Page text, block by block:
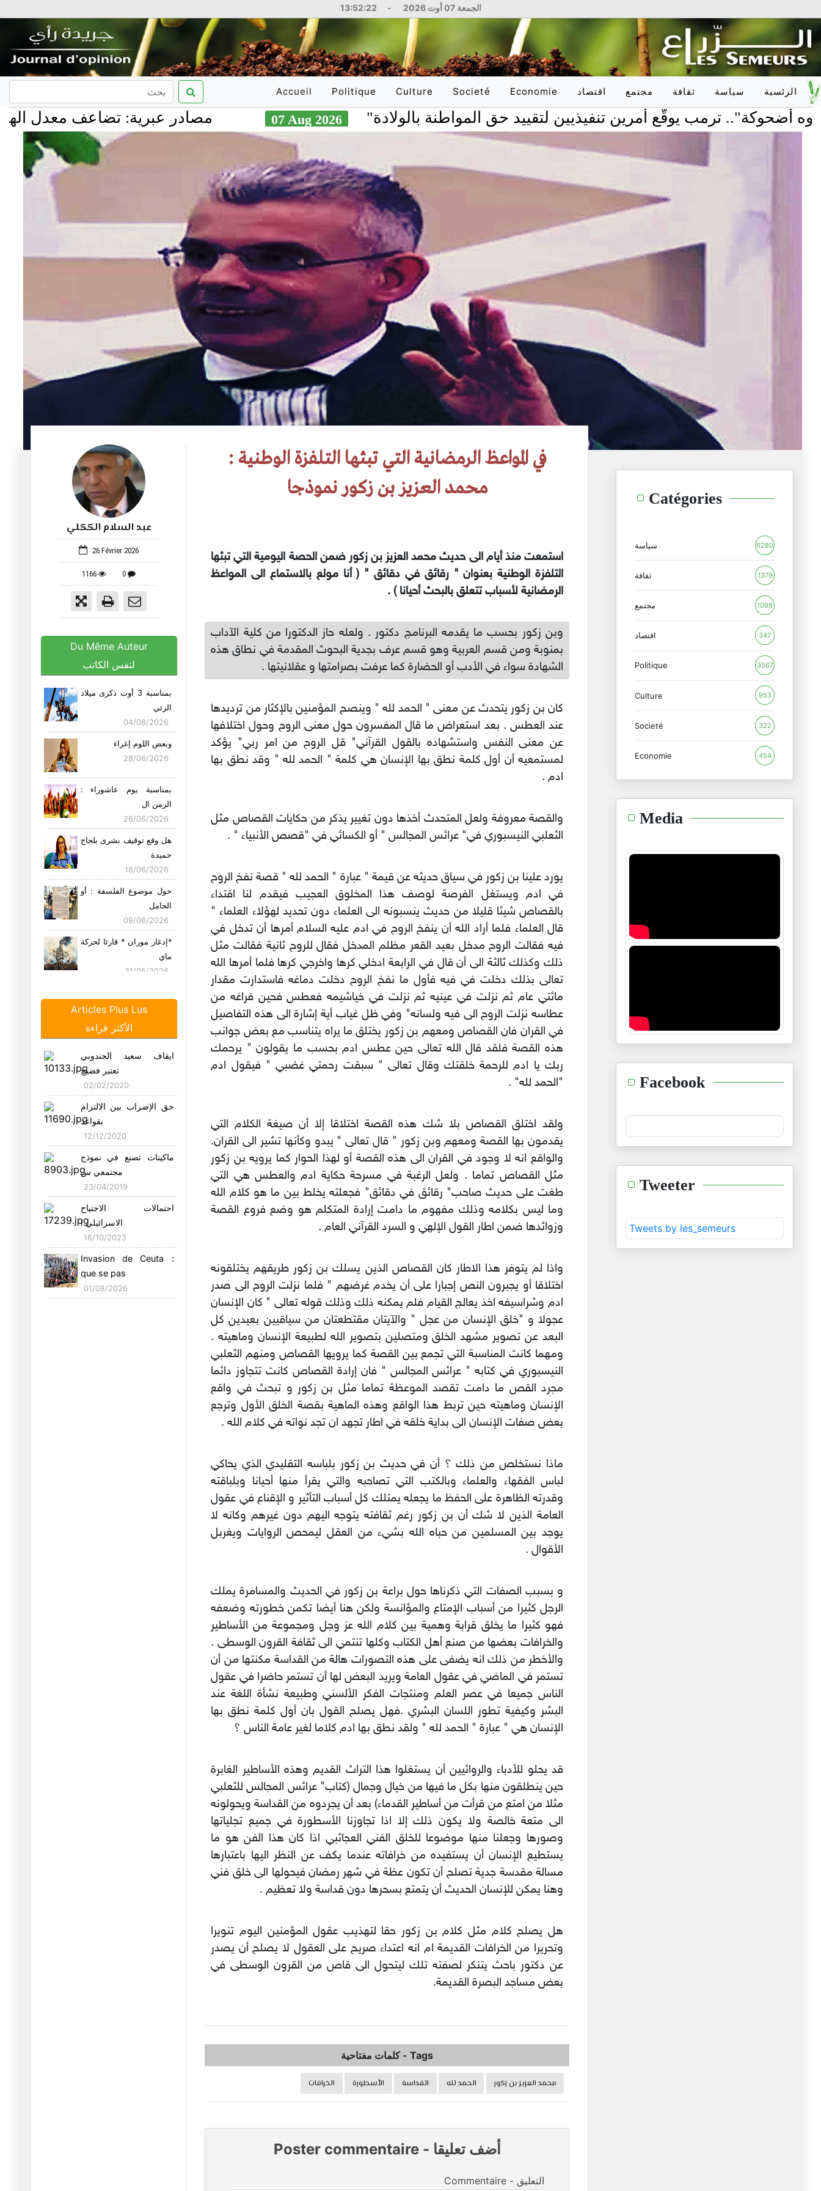
الجمعة 07 أوت 2026 -
13:52:23
Accueil
(current)
Politique
National
Culture
Littérature
Arts
Réflexions
Médias
Societé
Education
Sciences
Economie
National
International
اقتصاد
وطـنـي
مجتمع
تربية
علوم
ثقافة
أدب
سياسة
وطـنـي
الرئسية
مصادر عبرية: تضاعف معدل الهجرة من 07 Aug 2026 ترمب يوقّع أمرين تنفيذيين لتقييد حق المواطنة بالولادة
عبد السلام الككلي
26 Février 2026
1166 0
Du Même Auteur
لنفس الكاتب
بمناسبة 3 أوت ذكرى ميلاد
الرئي
04/08/2026
وبعض اللوم إغراء
28/06/2026
بمناسبة يوم عاشوراء :
الزمن ال
26/06/2026
هل وقع توقيف بشرى بلحاج
حميدة
18/06/2026
حول موضوع الفلسفة : أو
الحامل
09/06/2026
*إدغار موران * قارئا لحركة
ماي
31/05/2026
23/05/2026
22/05/2026
مشاهد من زمن الغلبة "
الأفيون
في التقعّر والمتقعّرين
22/04/2026
قصة النبي لوط : الأستاذة
الصادق قحبيش و اللغة
حتى لا ننسى : الفصل
Articles Plus Lus
الأكثر قراءة
ايقاف سعيد الجندوبي
تعتبر فضيح
02/02/2020
حق الإضراب بين الالتزام
بقواعد
12/12/2020
ماكينات تصنع في نموذج
مجتمعي س
23/04/2019
احتمالات الاجتياح
الاسرائيلي ا
16/10/2023
Invasion de Ceuta :
que se pas
01/08/2026
في المواعظ الرمضانية التي تبثها التلفزة الوطنية :
محمد العزيز بن زكور نموذجا
استمعت منذ أيام الى حديث محمد العزيز بن زكور ضمن الحصة اليومية التي تبثها
التلفزة الوطنية بعنوان " رقائق في دقائق " ( أنا مولع بالاستماع الى المواعظ
الرمضانية لأسباب تتعلق بالبحث أحيانا ) .
وبن زكور بحسب ما يقدمه البرنامج دكتور . ولعله حاز الدكتورا من كلية الآداب
بمنوبة ومن قسم العربية وهو قسم عرف بجدية البحوث المقدمة في نطاق هذه
الشهادة سواء في الأدب أو الحضارة كما عرفت بصرامتها و عقلانيتها .
كان بن زكور يتحدث عن معنى " الحمد لله " وينصح المؤمنين بالإكثار من ترديدها
عند العطس . بعد استعراض ما قال المفسرون حول معنى الروح وحول اختلافها
عن معنى النفس واستشهاده بالقول القرآني" قل الروح من امر ربي" يؤكد
لمستمعيه أن أول كلمة نطق بها الإنسان هي كلمة " الحمد لله " وقد نطق بها
ادم .
والقصة معروفة ولعل المتحدث أخذها دون تغيير يذكر من حكايات القصاص مثل
الثعلبي النيسبوري في" عرائس المجالس " أو الكسائي في "قصص الأنبياء " .
يورد علينا بن زكور في سياق حديثه عن قيمة " عبارة " الحمد لله " قصة نفخ الروح
في ادم ويستغل الفرصة لوصف هذا المخلوق العجيب فيقدم لنا اقتداء
بالقصاص شيئا قليلا من حديث ينسبونه الى العلماء دون تحديد لهؤلاء العلماء "
قال العلماء فلما أراد الله أن ينفخ الروح في ادم عليه السلام أمرها أن تدخل في
فيه فقالت الروح مدخل بعيد القعر مظلم المدخل فقال للروح ثانية فقالت مثل
ذلك وكذلك ثالثة الى أن قال في الرابعة ادخلي كرها واخرجي كرها فلما أمرها الله
تعالى بذلك دخلت في فيه فأول ما نفخ الروح دخلت دماغه فاستدارت مقدار
مائتي عام ثم نزلت في عينيه ثم نزلت في خياشيمه فعطس فحين فراغه من
عطاسه نزلت الروح الى فيه ولسانه" وفي ظل غياب أية إشارة الى هذه التفاصيل
في القران فان القصاص ومعهم بن زكور يختلق ما يراه يتناسب مع بعض جوانب
هذه القصة فلقد قال الله تعالى حين عطس ادم بحسب ما يقولون " يرحمك
ربك يا ادم للرحمة خلقتك وقال تعالى " سبقت رحمتي غضبي " فيقول ادم
"الحمد لله" .
ولقد اختلق القصاص بلا شك هذه القصة اختلاقا إلا أن صيغة الكلام التي
يقدمون بها القصة ومعهم وبن زكور " قال تعالى " يبدو وكأنها تشير الى القران.
والواقع انه لا وجود في القران الى هذه القصة أو لهذا الحوار كما يرويه بن زكور
مثل القصاص تماما . ولعل الرغبة في مسرحة حكاية ادم والعطس هي التي
طغت على حديث صاحب" رقائق في دقائق" فجعلته يخلط بين ما هو كلام الله
وما ليس بكلامه وذلك مفهوم ما دامت إرادة المتكلم هو وضع فروع القصة
وزوائدها ضمن اطار القول الإلهي و السرد القرآني العام .
واذا لم يتوفر هذا الاطار كان القصاص الذين يسلك بن زكور طريقهم يختلقونه
اختلاقا أو يجبرون النص إجبارا على أن يخدم غرضهم " فلما نزلت الروح الى صدر
ادم وشراسيفه اخذ يعالج القيام فلم يمكنه ذلك وذلك قوله تعالى " كان الإنسان
عجولا و "خلق الإنسان من عجل " والآيتان مقتطعتان من سياقيين بعيدين كل
البعد عن تصوير مشهد الخلق ومتصلين بتصوير الله لطبيعة الإنسان وماهيته .
ومهما كانت المناسبة التي تجمع بين القصة كما يرويها القصاص ومنهم الثعلبي
النيسبوري في كتابه " عرائس المجالس " فان إرادة القصاص كانت تتجاوز دائما
مجرد القص ما دامت تقصد الموعظة تماما مثل بن زكور و تبحث في واقع
الإنسان وماهيته حين تربط هذا الواقع وهذه الماهية بقصة الخلق الأول وترجع
بعض صفات الإنسان الى بداية خلقه في اطار تجهد ان تجد نواته في كلام الله .
ماذا نستخلص من ذلك ؟ أن في حديث بن زكور بلباسه التقليدي الذي يحاكي
لباس الفقهاء والعلماء وبالكتب التي تصاحبه والتي يقرأ منها أحيانا وبلباقته
وقدرته الظاهرة على الحفظ ما يجعله يمتلك كل أسباب التأثير و الإقناع في عقول
العامة الذين لا شك أن بن زكور رغم ثقافته يتوجه اليهم دون غيرهم وكانه لا
يوجد بين المسلمين من حباه الله بشيء من العقل ليمحص الروايات ويغربل
الأقوال .
و بسبب الصفات التي ذكرناها حول براعة بن زكور في الحديث والمسامرة يملك
الرجل كثيرا من أسباب الإمتاع والمؤانسة ولكن هنا أيضا تكمن خطورته وضعفه
فهو كثيرا ما يخلق قرابة وهمية بين كلام الله عز وجل ومجموعة من الأساطير
والخرافات بعضها من صنع أهل الكتاب وكلها تنتمي الى ثقافة القرون الوسطى .
والأخطر من ذلك انه يضفى على هذه التصورات هالة من القداسة مكنتها من أن
تستمر في الماضي في عقول العامة ويريد البعض لها أن تستمر حاضرا في عقول
الناس جميعا في عصر العلم ومنتجات الفكر الألسني وطبيعة نشأة اللغة عند
البشر وكيفية تطور اللسان البشري .فهل يصلح القول بان أول كلمة نطق بها
الإنسان هي " عبارة " الحمد لله " ولقد نطق بها ادم كلاما لغير عامة الناس ؟
قد يحلو للأدباء والروائيين أن يستغلوا هذا التراث القديم وهذه الأساطير الغابرة
حين ينطلقون منها بكل ما فيها من خيال وجمال (كتاب" عرائس المجالس للثعلبي
مثلا من امتع من قرأت من أساطير القدماء) بعد أن يجردوه من القداسة ويحولونه
الى متعة خالصة ولا يكون ذلك إلا اذا تجاوزنا الأسطورة في جميع تجلياتها
وصورها وجعلنا منها موضوعا للخلق الفني العجائبي اذا كان هذا الفن هو ما
يستطيع الإنسان أن يستفيده من خرافاته عندما يكف عن النظر اليها باعتبارها
مسالة مقدسة جدية تصلح أن تكون عظة في شهر رمضان فيحولها الى خلق فني
وهنا يمكن للإنسان الحديث أن يتمتع بسحرها دون قداسة ولا تعظيم .
هل يصلح كلام مثل كلام بن زكور حقا لتهذيب عقول المؤمنين اليوم تنويرا
وتحريرا من الخرافات القديمة ام انه اعتداء صريح على العقول لا يصلح أن يصدر
عن دكتور باحث يتنكر لصفته تلك ليتحول الى قاص من القرون الوسطى في
بعض مساجد البصرة القديمة.
Tags
-كلمات مفتاحية
محمد العزيز بن زكور الحمد لله القداسة الأسطورة الخرافات
Poster commentaire- أضف تعليقا
Commentaire - التعليق
Catégories
سياسة 6280
ثقافة 1379
مجتمع 1098
اقتصاد 347
Politique 3367
Culture 953
Societé 322
Economie 454
Media
Facebook
Tweeter
Tweets by les_semeurs